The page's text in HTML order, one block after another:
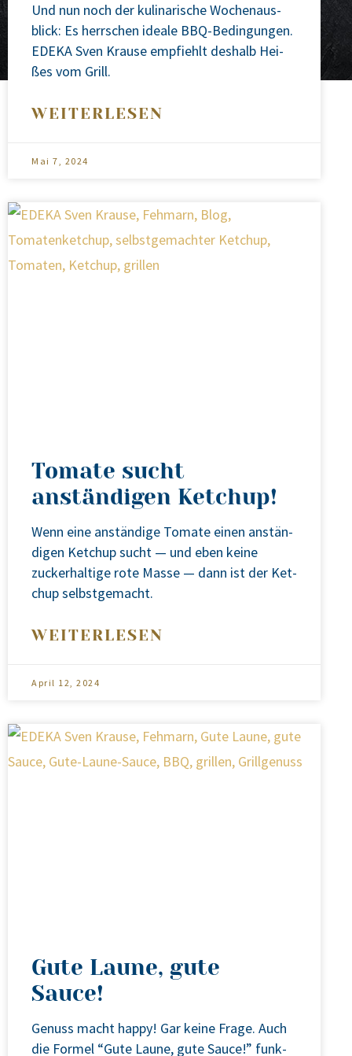
Und nun noch der kuli­na­ri­sche Wochen­aus­
blick: Es herr­schen idea­le BBQ-Bedin­gun­gen.
EDEKA Sven Krau­se emp­fiehlt des­halb Hei­
ßes vom Grill.
WEITERLESEN
Mai 7, 2024
Tomate sucht
anständigen Ketchup!
Wenn eine anstän­di­ge Toma­te einen anstän­
di­gen Ket­chup sucht — und eben kei­ne
zucker­hal­ti­ge rote Mas­se — dann ist der Ket­
chup selbst­ge­macht.
WEITERLESEN
April 12, 2024
Gute Laune, gute
Sauce!
Genuss macht hap­py! Gar kei­ne Fra­ge. Auch
die For­mel “Gute Lau­ne, gute Sau­ce!” funk­